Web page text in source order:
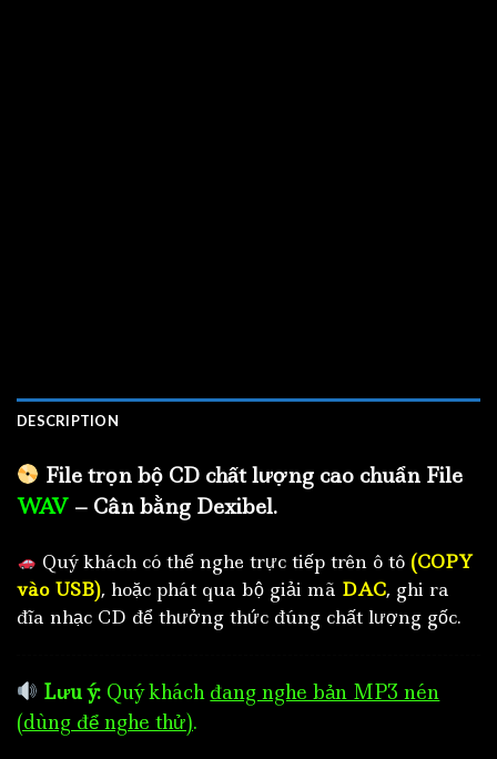
DESCRIPTION
File trọn bộ CD chất lượng cao chuẩn File
WAV – Cân bằng Dexibel.
Quý khách có thể nghe trực tiếp trên ô tô (COPY
vào USB), hoặc phát qua bộ giải mã DAC, ghi ra
đĩa nhạc CD để thưởng thức đúng chất lượng gốc.
Lưu ý: Quý khách đang nghe bản MP3 nén
(dùng để nghe thử).